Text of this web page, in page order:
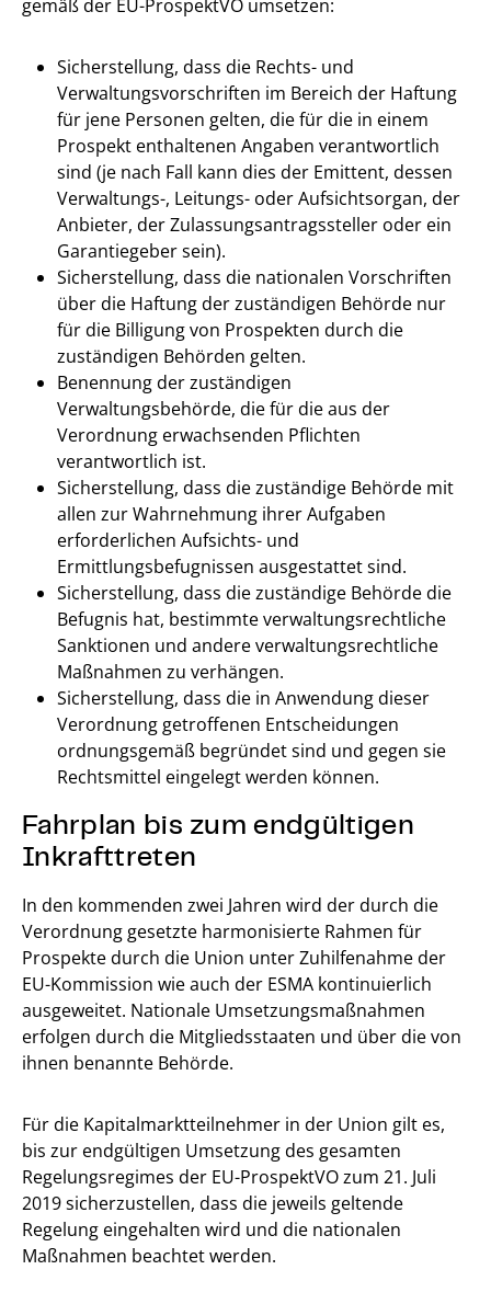
gemäß der EU-ProspektVO umsetzen:
Sicherstellung, dass die Rechts- und
Verwaltungsvorschriften im Bereich der Haftung
für jene Personen gelten, die für die in einem
Prospekt enthaltenen Angaben verantwortlich
sind (je nach Fall kann dies der Emittent, dessen
Verwaltungs-, Leitungs- oder Aufsichtsorgan, der
Anbieter, der Zulassungsantragssteller oder ein
Garantiegeber sein).
Sicherstellung, dass die nationalen Vorschriften
über die Haftung der zuständigen Behörde nur
für die Billigung von Prospekten durch die
zuständigen Behörden gelten.
Benennung der zuständigen
Verwaltungsbehörde, die für die aus der
Verordnung erwachsenden Pflichten
verantwortlich ist.
Sicherstellung, dass die zuständige Behörde mit
allen zur Wahrnehmung ihrer Aufgaben
erforderlichen Aufsichts- und
Ermittlungsbefugnissen ausgestattet sind.
Sicherstellung, dass die zuständige Behörde die
Befugnis hat, bestimmte verwaltungsrechtliche
Sanktionen und andere verwaltungsrechtliche
Maßnahmen zu verhängen.
Sicherstellung, dass die in Anwendung dieser
Verordnung getroffenen Entscheidungen
ordnungsgemäß begründet sind und gegen sie
Rechtsmittel eingelegt werden können.
Fahrplan bis zum endgültigen
Inkrafttreten
In den kommenden zwei Jahren wird der durch die
Verordnung gesetzte harmonisierte Rahmen für
Prospekte durch die Union unter Zuhilfenahme der
EU-Kommission wie auch der ESMA kontinuierlich
ausgeweitet. Nationale Umsetzungsmaßnahmen
erfolgen durch die Mitgliedsstaaten und über die von
ihnen benannte Behörde.
Für die Kapitalmarktteilnehmer in der Union gilt es,
bis zur endgültigen Umsetzung des gesamten
Regelungsregimes der EU-ProspektVO zum 21. Juli
2019 sicherzustellen, dass die jeweils geltende
Regelung eingehalten wird und die nationalen
Maßnahmen beachtet werden.